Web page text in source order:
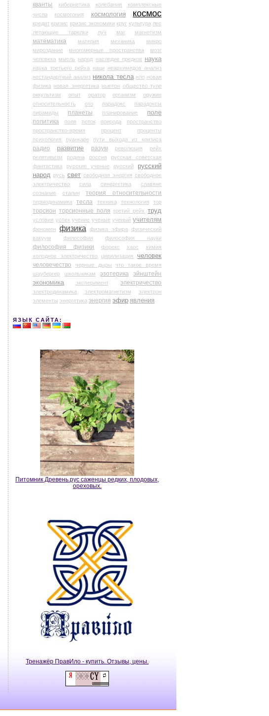
кванты кибернетика колебания
комплексные
числа
космогония космология космос
кредит кризис кризис экономики круг культура лес
летающие тарелки
луч маг магнетизм
математика материя механика
микро
мироздание
многомерные пространства
мозг
человека мысль народ наследие предков наука
наука третьего рейха наци
неархимедов анализ
нестандартный анализ никола тесла нло новая
физика новая энергетика ньютон общество туле
оккультизм
опыт оратор организм
оружие
относительность
ото парадокс
парадоксы
пирамиды
планеты планирование
поле
политика
поля поток природа
пространство
пространство-время
процент
проценты
психология
пуанкаре пути выхода из кризиса
радио развитие разум революция
рейх
релятивизм
родина россия
русская советская
фантастика
русские ученые русский
русский
народ русь свет свободная энергия свободное
электричество
сила синергетика
славяне
сознание
сталин теория относительности
термодинамика тесла техника технология тор
торсион торсионные поля третий рейх труд
условия успех учение ученые ученый учителям
феномен физика физика эфира
физический
вакуум
философия философия науки
философия физики форекс хаос
химия
холодное электричество
цивилизация человек
человечество черные дыры
что такое время
шаубергер
школьникам эзотерика
эйнштейн
экономика
эксперимент электричество
электродинамика электромагнетизм
электрон
элементы энергетика энергия эфир явления
ЯЗЫК САЙТА:
Питомник Древень.рус саженцы редких, плодовых,
ореховых.
Тренажёр ПравИло - купить. Отзывы, цены.